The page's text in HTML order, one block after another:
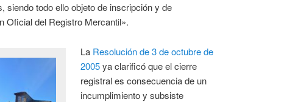
siendo todo ello objeto de inscripción y de
Oficial del Registro Mercantil».
La Resolución de 3 de octubre de
2005ya clarificó que el cierre
registral es consecuencia de un
incumplimiento y subsiste